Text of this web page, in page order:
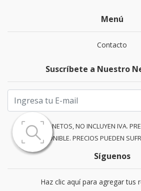
Menú
Contacto
Suscríbete a Nuestro
PRECIOS NETOS, NO INCLUYEN IVA.
DISPONIBLE. PRECIOS PUEDEN
Síguenos
Haz clic aquí para agregar tus